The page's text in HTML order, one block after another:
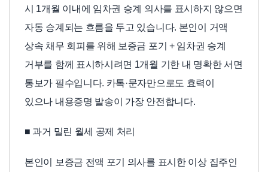
시 1개월 이내에 임차권 승계 의사를 표시하지 않으면
자동 승계되는 흐름을 두고 있습니다. 본인이 거액
상속 채무 회피를 위해 보증금 포기 + 임차권 승계
거부를 함께 표시하시려면 1개월 기한 내 명확한 서면
통보가 필수입니다. 카톡·문자만으로도 효력이
있으나 내용증명 발송이 가장 안전합니다.
■ 과거 밀린 월세 공제 처리
본인이 보증금 전액 포기 의사를 표시한 이상 집주인